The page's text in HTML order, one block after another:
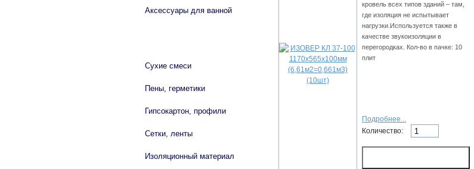
кровель всех типов зданий – там,
где изоляция не испытывает
нагрузки.Используется также в
качестве звукоизоляции в
перегородках. Кол-во в пачке: 10
плит
Подробнее...
Количество:
Аксессуары для ванной
Сухие смеси
Пены, герметики
Гипсокартон, профили
Сетки, ленты
Изоляционный материал